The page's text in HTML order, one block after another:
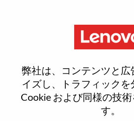
弊社は、コンテンツと広
イズし、トラフィックを
Cookie および同様の技
す。
Reset password
本当にパスワードをリ